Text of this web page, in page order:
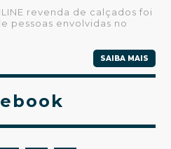
revenda de calçados foi
pessoas envolvidas no
SAIBA MAIS